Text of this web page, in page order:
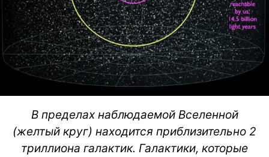
В пределах наблюдаемой Вселенной
(желтый круг) находится приблизительно 2
триллиона галактик. Галактики, которые